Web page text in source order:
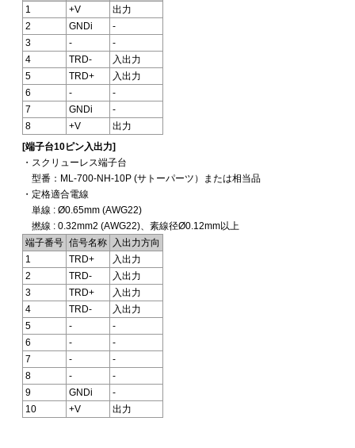
1
+V
出力
2
GNDi
-
3
-
-
4
TRD-
入出力
5
TRD+
入出力
6
-
-
7
GNDi
-
8
+V
出力
[端子台10ピン入出力]
・スクリューレス端子台
型番：ML-700-NH-10P (サトーパーツ）または相当品
・定格適合電線
単線 : Ø0.65mm (AWG22)
撚線 : 0.32mm2 (AWG22)、素線径Ø0.12mm以上
端子番号 信号名称
入出力方向
1
TRD+
入出力
2
TRD-
入出力
3
TRD+
入出力
4
TRD-
入出力
5
-
-
6
-
-
7
-
-
8
-
-
9
GNDi
-
10
+V 出力